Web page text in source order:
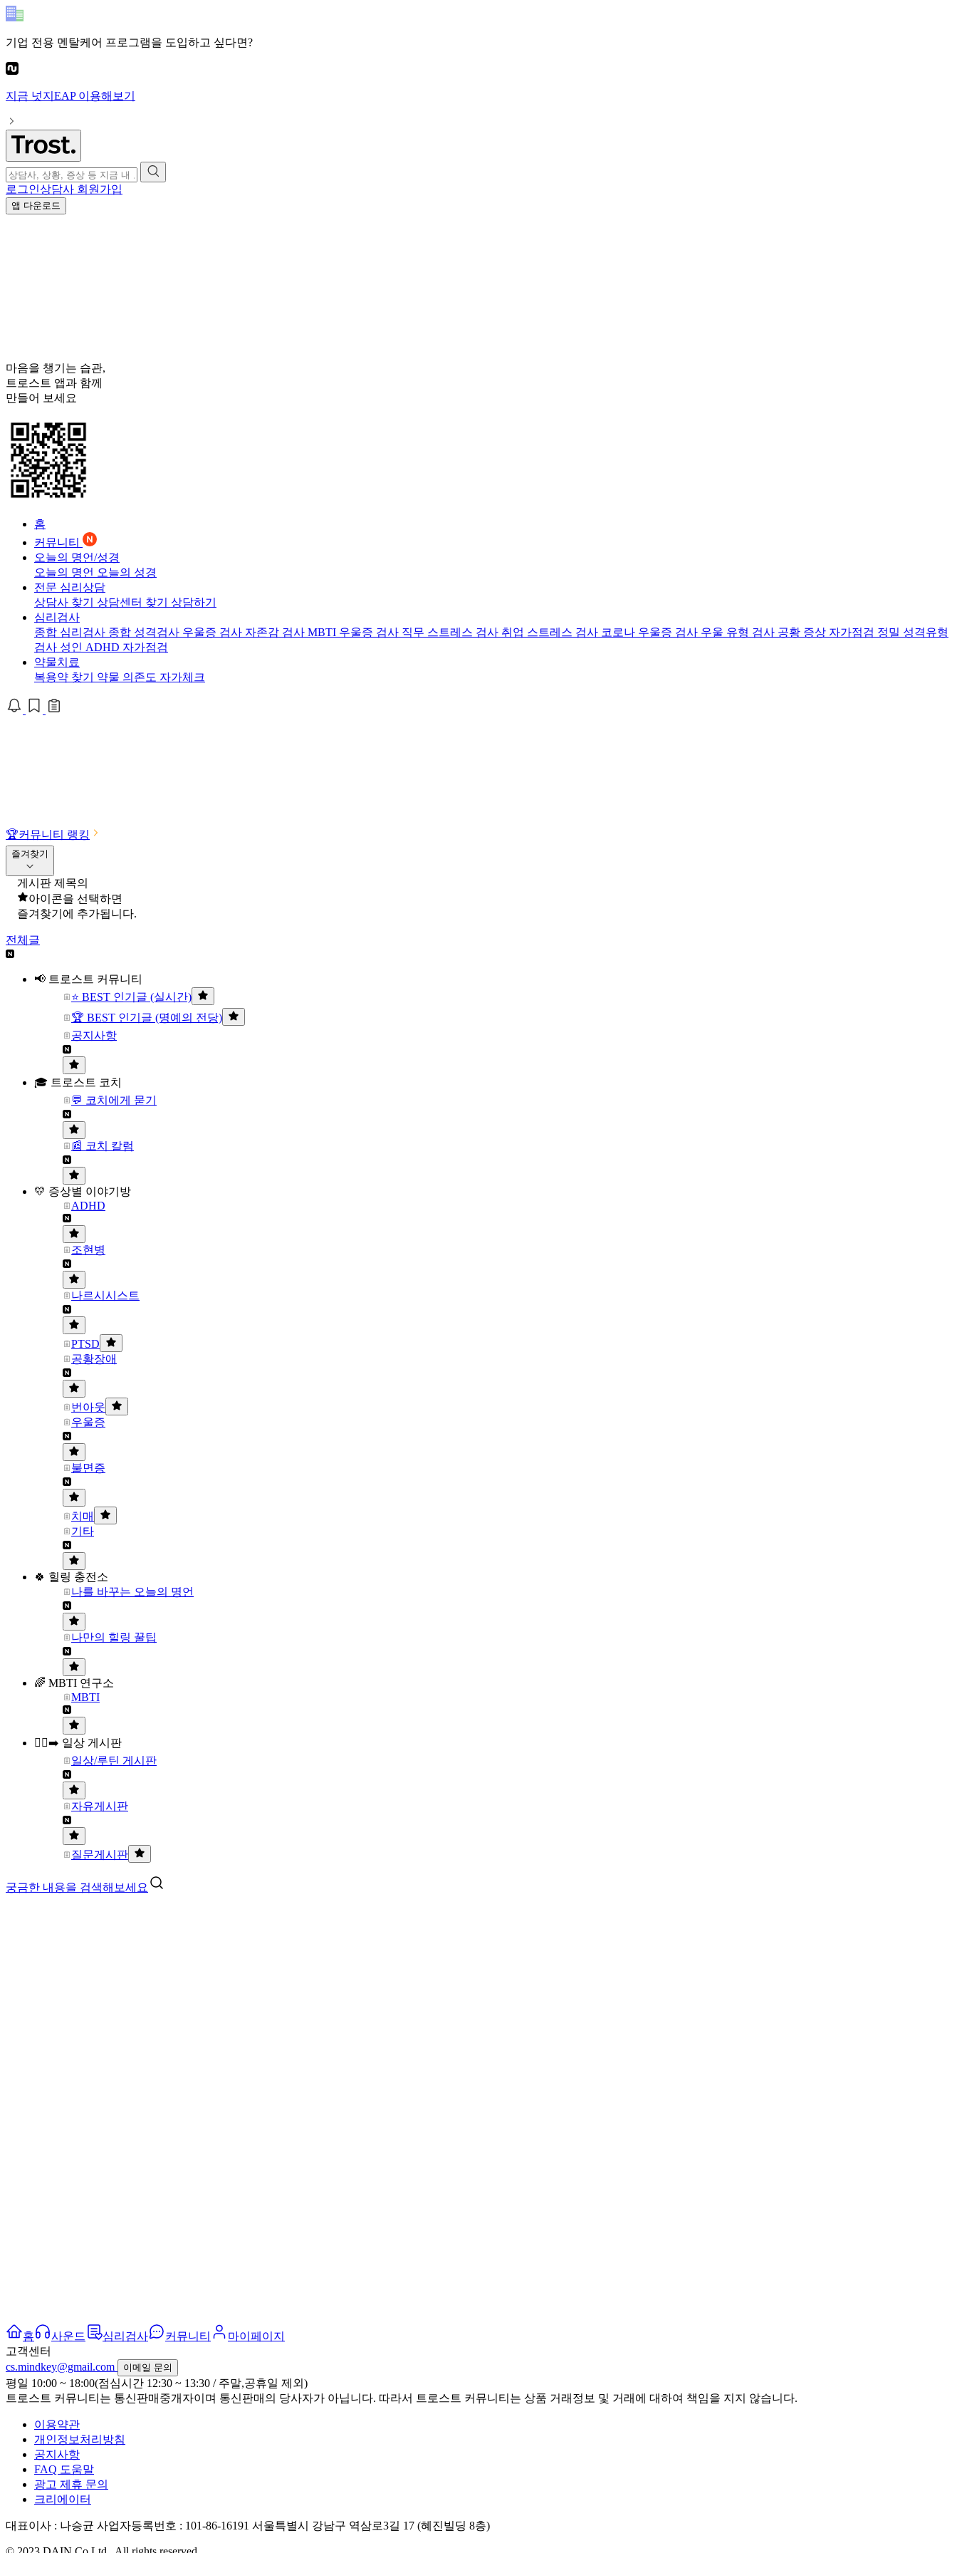
기업 전용 멘탈케어 프로그램을 도입하고 싶다면?
지금 넛지EAP이용해보기
로그인상담사 회원가입
앱 다운로드
마음을 챙기는 습관,
트로스트 앱과 함께
만들어 보세요
홈
커뮤니티
오늘의 명언/성경
오늘의 명언 오늘의 성경
전문 심리상담
상담사 찾기 상담센터 찾기 상담하기
심리검사
종합 심리검사 종합 성격검사 우울증 검사 자존감 검사 MBTI 우울증 검사 직무 스트레스 검사 취업 스트레스 검사 코로나 우울증 검사 우울 유형 검사 공황 증상 자가점검 정밀 성격유형
검사 성인 ADHD 자가점검
약물치료
복용약 찾기 약물 의존도 자가체크
🏆커뮤니티 랭킹
즐겨찾기
게시판 제목의
아이콘을 선택하면
즐겨찾기에 추가됩니다.
전체글
📢 트로스트 커뮤니티
⭐ BEST 인기글 (실시간)
🏆 BEST 인기글 (명예의 전당)
공지사항
🎓 트로스트 코치
💬 코치에게 묻기
📰 코치 칼럼
💛 증상별 이야기방
ADHD
조현병
나르시시스트
PTSD
공황장애
번아웃
우울증
불면증
치매
기타
🍀 힐링 충전소
나를 바꾸는 오늘의 명언
나만의 힐링 꿀팁
🌈 MBTI 연구소
MBTI
🏃‍♀️‍➡️ 일상 게시판
일상/루틴 게시판
자유게시판
질문게시판
궁금한 내용을 검색해보세요
홈 사운드 심리검사 커뮤니티
마이페이지
고객센터
cs.mindkey@gmail.com
이메일 문의
평일 10:00 ~ 18:00(점심시간 12:30 ~ 13:30 / 주말,공휴일 제외)
트로스트 커뮤니티는 통신판매중개자이며 통신판매의 당사자가 아닙니다. 따라서 트로스트 커뮤니티는 상품 거래정보 및 거래에 대하여 책임을 지지 않습니다.
이용약관
개인정보처리방침
공지사항
FAQ 도움말
광고 제휴 문의
크리에이터
대표이사 : 나승균 사업자등록번호 : 101-86-16191 서울특별시 강남구 역삼로3길 17 (혜진빌딩 8층)